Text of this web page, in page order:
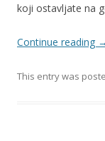
koji ostavljate na
Continue reading →
This entry was